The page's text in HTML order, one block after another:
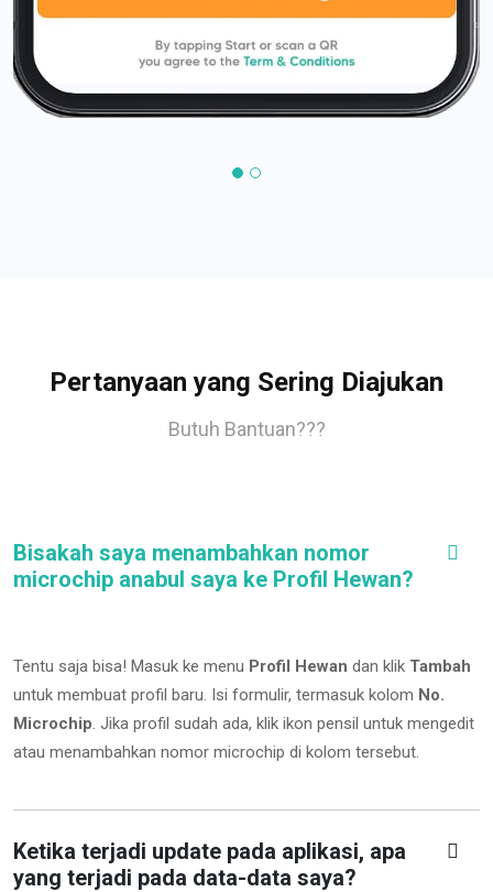
Pertanyaan yang Sering Diajukan
Butuh Bantuan???
Bisakah saya menambahkan nomor
microchip anabul saya ke Profil Hewan?
Tentu saja bisa! Masuk ke menu Profil Hewan dan klik Tambah
untuk membuat profil baru. Isi formulir, termasuk kolom No.
Microchip. Jika profil sudah ada, klik ikon pensil untuk mengedit
atau menambahkan nomor microchip di kolom tersebut.
Ketika terjadi update pada aplikasi, apa
yang terjadi pada data-data saya?